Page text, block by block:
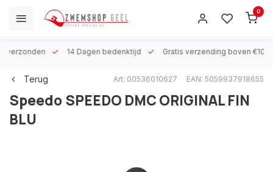
0
verzonden 14 Dagen bedenktijd Gratis verzending boven €100
Terug Art: 00536010627 EAN: 5059937918655
SpeedoSPEEDO DMC ORIGINAL FIN
BLU